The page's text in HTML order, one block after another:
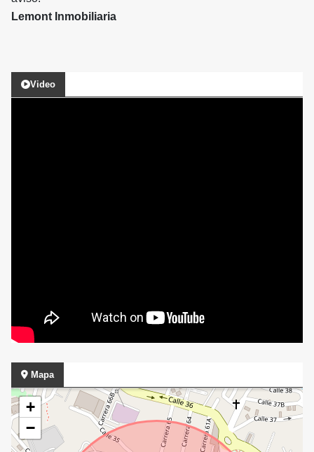
Lemont Inmobiliaria
Video
Mapa
+
−